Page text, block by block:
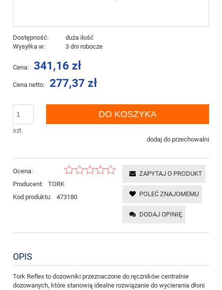
Dostępność:
duża ilość
Wysyłka w:
3 dni robocze
Cena: 341,16 zł
Cena netto: 277,37 zł
szt.
DO KOSZYKA
dodaj do przechowalni
Ocena:
Producent:
TORK
Kod produktu:
473180
ZAPYTAJ O PRODUKT
POLEĆ ZNAJOMEMU
DODAJ OPINIĘ
OPIS
Tork Reflex to dozowniki przeznaczone do ręczników centralnie
dozowanych, które stanowią idealne rozwiązanie do wycierania dłoni